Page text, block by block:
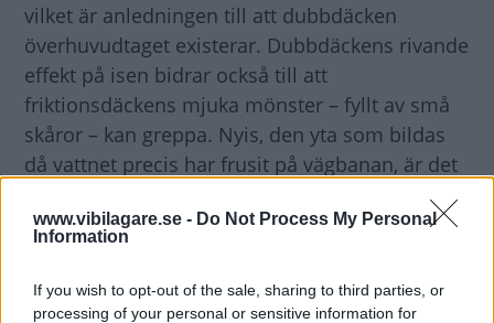
www.vibilagare.se - Do Not Process My Personal
Information
If you wish to opt-out of the sale, sharing to third parties, or
processing of your personal or sensitive information for
vilket är anledningen till att dubbdäcken
överhuvudtaget existerar. Dubbdäckens rivande
effekt på isen bidrar också till att
friktionsdäckens mjuka mönster – fyllt av små
skåror – kan greppa. Nyis, den yta som bildas
då vattnet precis har frusit på vägbanan, är det
farligaste underlaget. Där är dubbdäck det enda
som biter.
Trafikexperter hävdaratt friktionsdäckens
funktion är beroende av att minst 25 procent av